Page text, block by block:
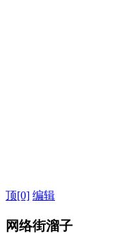
顶[0] 编辑
网络街溜子